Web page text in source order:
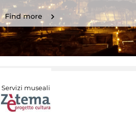
Find more
Servizi museali